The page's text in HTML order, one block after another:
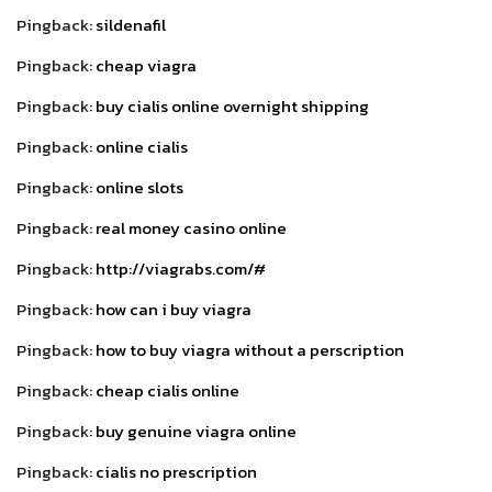
Pingback:sildenafil
Pingback:cheap viagra
Pingback:buy cialis online overnight shipping
Pingback:online cialis
Pingback:online slots
Pingback:real money casino online
Pingback:http://viagrabs.com/#
Pingback:how can i buy viagra
Pingback:how to buy viagra without a perscription
Pingback:cheap cialis online
Pingback:buy genuine viagra online
Pingback:cialis no prescription